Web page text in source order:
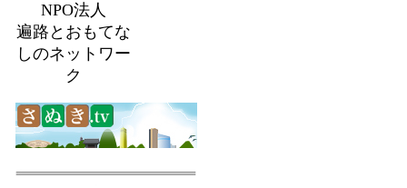
NPO法人
遍路とおもてな
しのネットワー
ク